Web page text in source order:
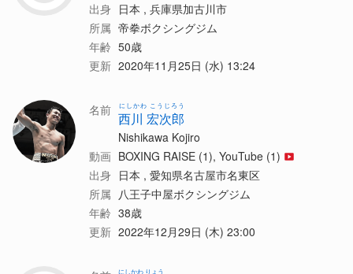
出身 日本 , 兵庫県加古川市
所属 帝拳ボクシングジム
年齢 50歳
更新 2020年11月25日 (水) 13:24
名前 西川 宏次郎
にしかわ こうじろう
Nishikawa Kojiro
動画 BOXING RAISE (1), YouTube (1)
出身 日本 , 愛知県名古屋市名東区
所属 八王子中屋ボクシングジム
年齢 38歳
更新 2022年12月29日 (木) 23:00
にしかわ りょう